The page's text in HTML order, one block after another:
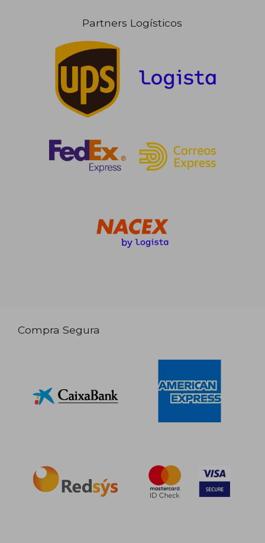
Partners Logísticos
Compra Segura